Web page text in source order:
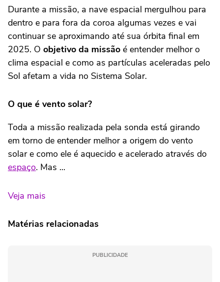
Durante a missão, a nave espacial mergulhou para
dentro e para fora da coroa algumas vezes e vai
continuar se aproximando até sua órbita final em
2025. O objetivo da missão é entender melhor o
clima espacial e como as partículas aceleradas pelo
Sol afetam a vida no Sistema Solar.
O que é vento solar?
Toda a missão realizada pela sonda está girando
em torno de entender melhor a origem do vento
solar e como ele é aquecido e acelerado através do
espaço. Mas ...
Veja mais
Matérias relacionadas
PUBLICIDADE